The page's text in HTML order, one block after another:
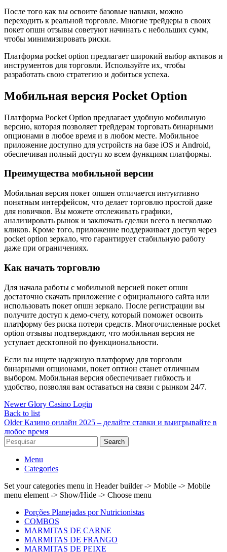
После того как вы освоите базовые навыки, можно
переходить к реальной торговле. Многие трейдеры в своих
покет опшн отзывы советуют начинать с небольших сумм,
чтобы минимизировать риски.
Платформа pocket option предлагает широкий выбор активов и
инструментов для торговли. Используйте их, чтобы
разработать свою стратегию и добиться успеха.
Мобильная версия Pocket Option
Платформа Pocket Option предлагает удобную мобильную
версию, которая позволяет трейдерам торговать бинарными
опционами в любое время и в любом месте. Мобильное
приложение доступно для устройств на базе iOS и Android,
обеспечивая полный доступ ко всем функциям платформы.
Преимущества мобильной версии
Мобильная версия покет опшен отличается интуитивно
понятным интерфейсом, что делает торговлю простой даже
для новичков. Вы можете отслеживать графики,
анализировать рынок и заключать сделки всего в несколько
кликов. Кроме того, приложение поддерживает доступ через
pocket option зеркало, что гарантирует стабильную работу
даже при ограничениях.
Как начать торговлю
Для начала работы с мобильной версией покет опшн
достаточно скачать приложение с официального сайта или
использовать покет опшн зеркало. После регистрации вы
получите доступ к демо-счету, который поможет освоить
платформу без риска потери средств. Многочисленные pocket
option отзывы подтверждают, что мобильная версия не
уступает десктопной по функциональности.
Если вы ищете надежную платформу для торговли
бинарными опционами, покет оптион станет отличным
выбором. Мобильная версия обеспечивает гибкость и
удобство, позволяя вам оставаться на связи с рынком 24/7.
Newer Glory Casino Login
Back to list
Older Казино онлайн 2025 – делайте ставки и выигрывайте в
любое время
Search
Menu
Categories
Set your categories menu in Header builder -> Mobile -> Mobile
menu element -> Show/Hide -> Choose menu
Porções Planejadas por Nutricionistas
COMBOS
MARMITAS DE CARNE
MARMITAS DE FRANGO
MARMITAS DE PEIXE